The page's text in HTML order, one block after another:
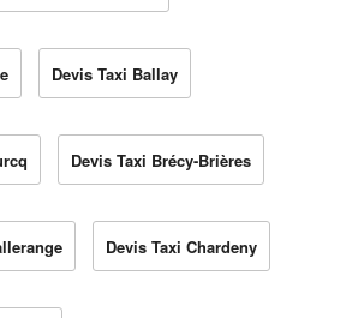
Devis Taxi Ballay
Devis Taxi Brécy-Brières
Devis Taxi Chardeny